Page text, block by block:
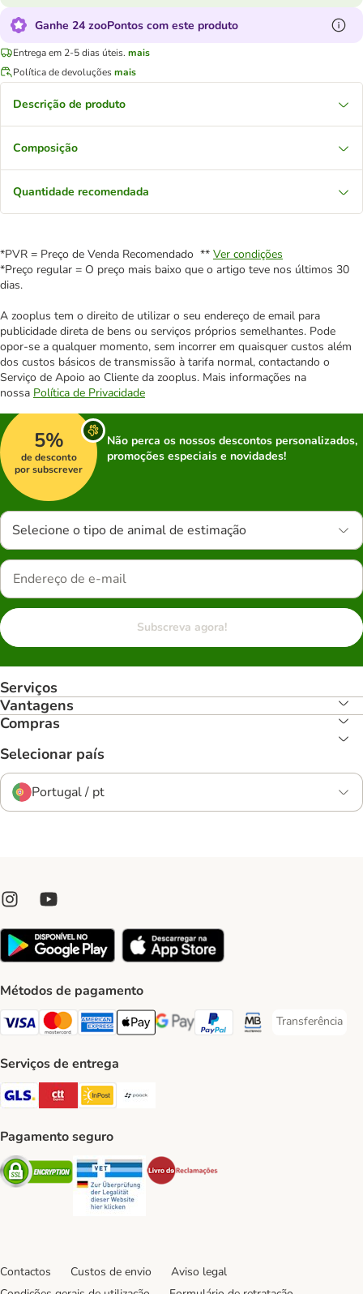
Ganhe 24 zooPontos com este produto
Entrega em 2-5 dias úteis. mais
Política de devoluçõesmais
Descrição de produto
Composição
Quantidade recomendada
*PVR = Preço de Venda Recomendado ** Ver condições
*Preço regular = O preço mais baixo que o artigo teve nos últimos 30
dias.
A zooplus tem o direito de utilizar o seu endereço de email para
publicidade direta de bens ou serviços próprios semelhantes. Pode
opor-se a qualquer momento, sem incorrer em quaisquer custos além
dos custos básicos de transmissão à tarifa normal, contactando o
Serviço de Apoio ao Cliente da zooplus. Mais informações na
nossa Política de Privacidade
5%
de desconto
por subscrever
Não perca os nossos descontos personalizados,
promoções especiais e novidades!
Selecione o tipo de animal de estimação
Subscreva agora!
Serviços
Vantagens
Compras
Selecionar país
Portugal / pt
Métodos de pagamento
Visa Payment Method
Mastercard Payment Method
American Express Payment Method
Apple Pay Payment Method
Google Pay Payment Method
PayPal Payment Method
Multibanco Payment
Transferência
Transferência
Serviços de entrega
GLS Shipping Method
CTTExpress Shipping Method
InPost Shipping Method
Pagamento seguro
Security Security
Contactos Custos de envio
Aviso legal